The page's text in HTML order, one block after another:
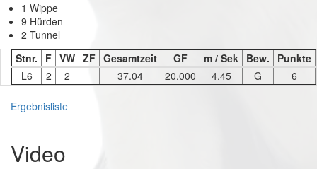
1 Wippe
9 Hürden
2 Tunnel
Stnr.
F VW ZF Gesamtzeit GF m / Sek Bew.
Punkte
L6
2 2 37.04 20.000 4.45 G 6
Ergebnisliste
Video